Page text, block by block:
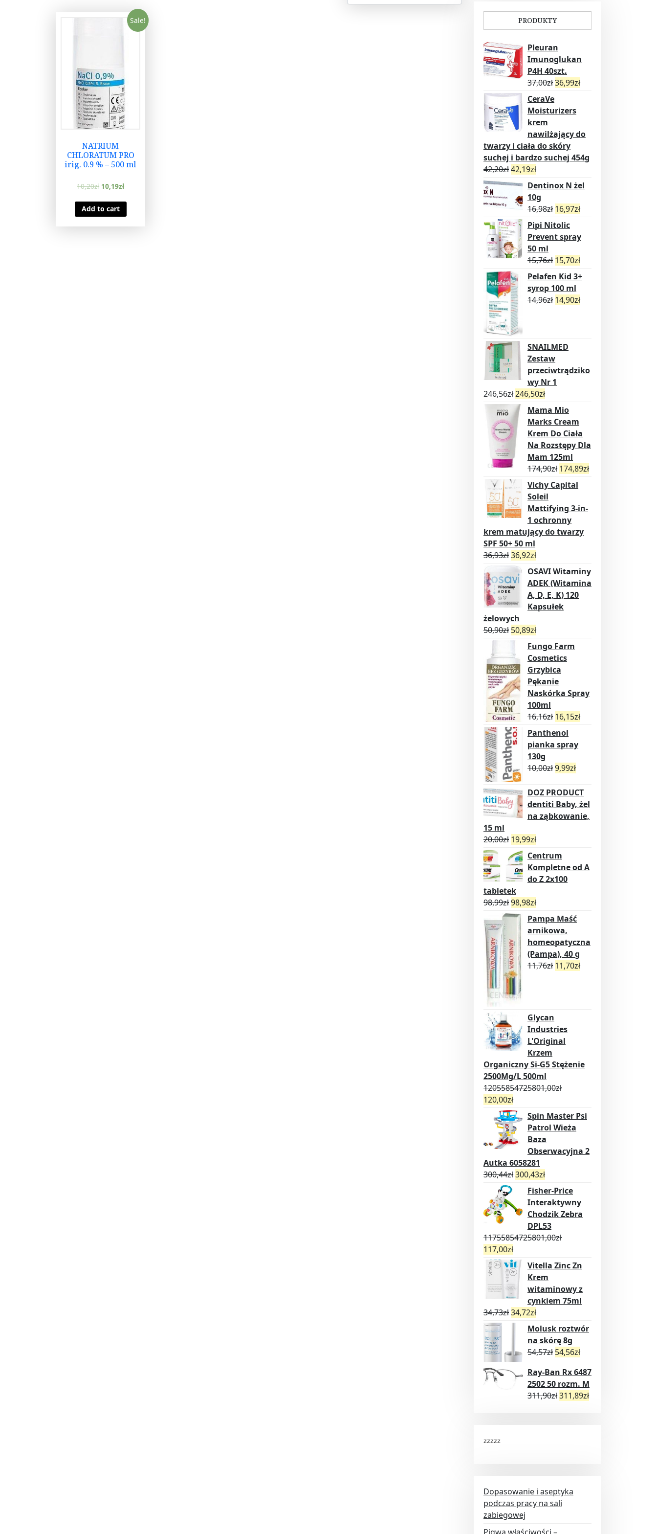
Sale!
NATRIUM
CHLORATUM PRO
irig. 0.9 % – 500 ml
10,20zł 10,19zł
Add to cart
PRODUKTY
Pleuran
Imunoglukan
P4H 40szt.
37,00zł36,99zł
CeraVe
Moisturizers
krem
nawilżający do
twarzy i ciała do skóry
suchej i bardzo suchej 454g
42,20zł42,19zł
Dentinox N żel
10g
16,98zł 16,97zł
Pipi Nitolic
Prevent spray
50 ml
15,76zł 15,70zł
Pelafen Kid 3+
syrop 100 ml
14,96zł 14,90zł
SNAILMED
Zestaw
przeciwtrądziko
wy Nr 1
246,56zł246,50zł
Mama Mio
Marks Cream
Krem Do Ciała
Na Rozstępy Dla
Mam 125ml
174,90zł 174,89zł
Vichy Capital
Soleil
Mattifying 3-in-
1 ochronny
krem matujący do twarzy
SPF 50+ 50 ml
36,93zł36,92zł
OSAVI Witaminy
ADEK (Witamina
A, D, E, K) 120
Kapsułek
żelowych
50,90zł 50,89zł
Fungo Farm
Cosmetics
Grzybica
Pękanie
Naskórka Spray
100ml
16,16zł 16,15zł
Panthenol
pianka spray
130g
10,00zł9,99zł
DOZ PRODUCT
dentiti Baby, żel
na ząbkowanie,
15 ml
20,00zł 19,99zł
Centrum
Kompletne od A
do Z 2x100
tabletek
98,99zł98,98zł
Pampa Maść
arnikowa,
homeopatyczna
(Pampa), 40 g
11,76zł 11,70zł
Glycan
Industries
L'Original
Krzem
Organiczny Si-G5 Stężenie
2500Mg/L 500ml
12055854725801,00zł
120,00zł
Spin Master Psi
Patrol Wieża
Baza
Obserwacyjna 2
Autka 6058281
300,44zł300,43zł
Fisher-Price
Interaktywny
Chodzik Zebra
DPL53
11755854725801,00zł
117,00zł
Vitella Zinc Zn
Krem
witaminowy z
cynkiem 75ml
34,73zł34,72zł
Molusk roztwór
na skórę 8g
54,57zł 54,56zł
Ray-Ban Rx 6487
2502 50 rozm. M
311,90zł311,89zł
zzzzz
Dopasowanie i aseptyka
podczas pracy na sali
zabiegowej